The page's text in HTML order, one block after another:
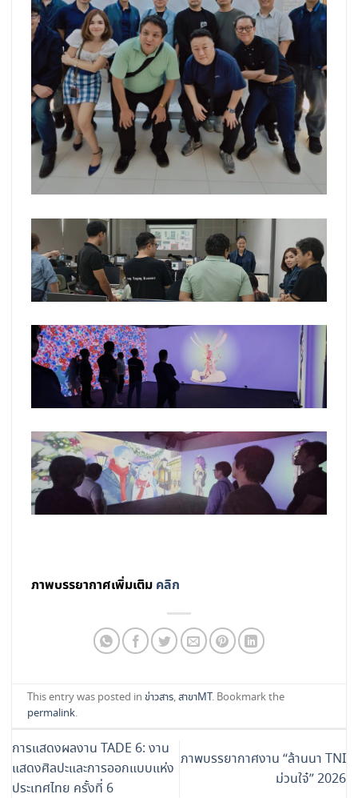
ภาพบรรยากาศเพิ่มเติม คลิก
This entry was posted inข่าวสาร,สาขาMT. Bookmark the
permalink.
การแสดงผลงาน TADE 6: งาน
แสดงศิลปะและการออกแบบแห่ง
ประเทศไทย ครั้งที่ 6
ภาพบรรยากาศงาน “ล้านนา TNI
ม่วนใจ๋” 2026